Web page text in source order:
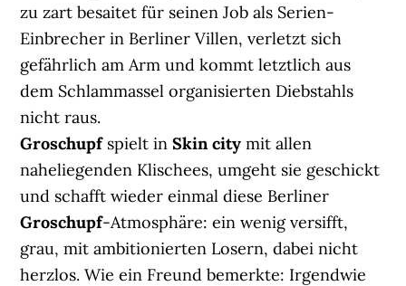
zu zart besaitet für seinen Job als Serien-
Einbrecher in Berliner Villen, verletzt sich
gefährlich am Arm und kommt letztlich aus
dem Schlammassel organisierten Diebstahls
nicht raus.
Groschupf spielt inSkin city mit allen
naheliegenden Klischees, umgeht sie geschickt
und schafft wieder einmal diese Berliner
Groschupf-Atmosphäre: ein wenig versifft,
grau, mit ambitionierten Losern, dabei nicht
herzlos. Wie ein Freund bemerkte: Irgendwie